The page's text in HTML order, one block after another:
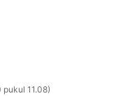
pukul 11.08